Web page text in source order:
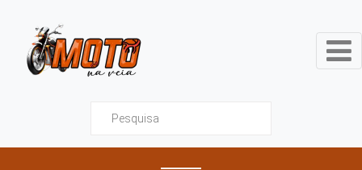
Moto na Veia - Tudo que